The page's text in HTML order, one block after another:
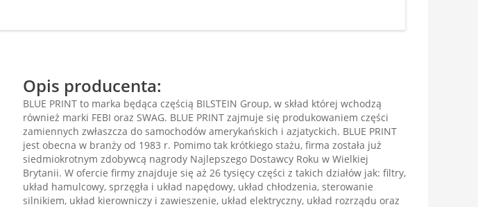
Opis producenta:
BLUE PRINT to marka będąca częścią BILSTEIN Group, w skład której wchodzą
również marki FEBI oraz SWAG. BLUE PRINT zajmuje się produkowaniem części
zamiennych zwłaszcza do samochodów amerykańskich i azjatyckich. BLUE PRINT
jest obecna w branży od 1983 r. Pomimo tak krótkiego stażu, firma została już
siedmiokrotnym zdobywcą nagrody Najlepszego Dostawcy Roku w Wielkiej
Brytanii. W ofercie firmy znajduje się aż 26 tysięcy części z takich działów jak: filtry,
układ hamulcowy, sprzęgła i układ napędowy, układ chłodzenia, sterowanie
silnikiem, układ kierowniczy i zawieszenie, układ elektryczny, układ rozrządu oraz